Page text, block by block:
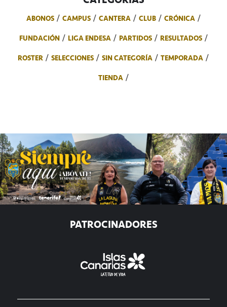
ABONOS CAMPUS CANTERA CLUB
CRÓNICA
FUNDACIÓN
LIGA ENDESA PARTIDOS
RESULTADOS
ROSTER
SELECCIONES SIN CATEGORÍA
TEMPORADA
TIENDA
PATROCINADORES